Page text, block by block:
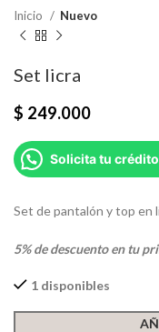
Inicio Nuevo
Set licra
$ 249.000
Solicita tu
Set de pantalón y top en
5% de descuento en tu
1 disponibles